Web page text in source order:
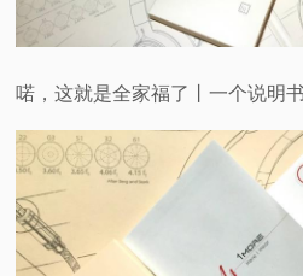
喏，这就是全家福了丨一个说明